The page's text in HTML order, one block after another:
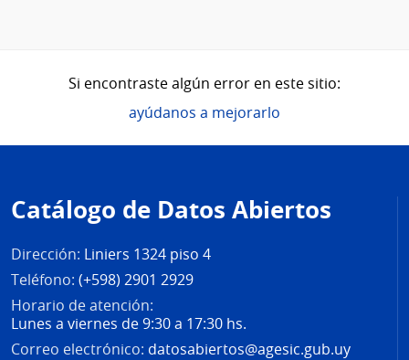
Si encontraste algún error en este sitio:
ayúdanos a mejorarlo
de
página
Catálogo de Datos Abiertos
Dirección: Liniers 1324 piso 4
Teléfono: (+598) 2901 2929
Horario de atención:
Lunes a viernes de 9:30 a 17:30 hs.
Correo electrónico: datosabiertos@agesic.gub.uy